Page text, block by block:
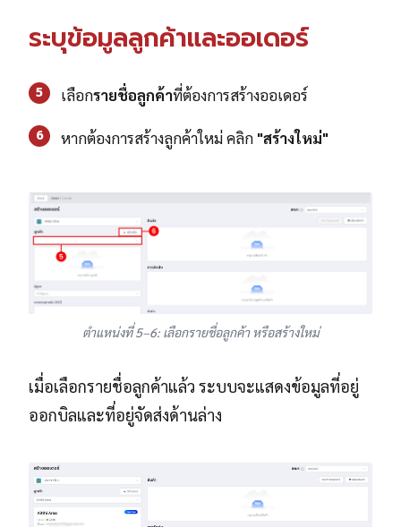
ระบุข้อมูลลูกค้าและออเดอร์
5 เลือกรายชื่อลูกค้าที่ต้องการสร้างออเดอร์
6 หากต้องการสร้างลูกค้าใหม่ คลิก "สร้างใหม่"
ตำแหน่งที่ 5–6: เลือกรายชื่อลูกค้า หรือสร้างใหม่
เมื่อเลือกรายชื่อลูกค้าแล้ว ระบบจะแสดงข้อมูลที่อยู่
ออกบิลและที่อยู่จัดส่งด้านล่าง